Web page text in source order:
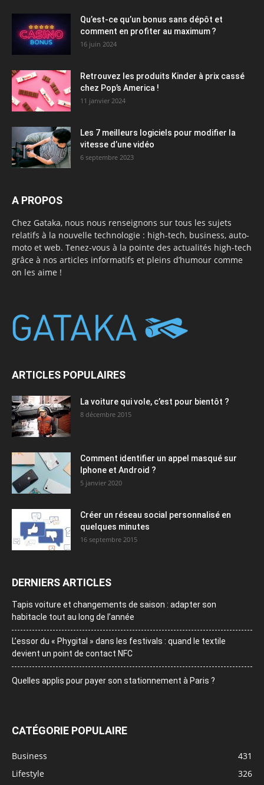
Qu’est-ce qu’un bonus sans dépôt et
comment en profiter au maximum ?
16 juin 2024
Retrouvez les produits Kinder à prix cassé
chez Pop’s America !
11 janvier 2024
Les 7 meilleurs logiciels pour modifier la
vitesse d’une vidéo
6 septembre 2023
A PROPOS
Chez Gataka, nous nous renseignons sur tous les sujets
relatifs à la nouvelle technologie : high-tech, business, auto-
moto et web. Tenez-vous à la pointe des actualités high-tech
grâce à nos articles informatifs et pleins d’humour comme
on les aime !
ARTICLES POPULAIRES
La voiture qui vole, c’est pour bientôt ?
8 décembre 2015
Comment identifier un appel masqué sur
Iphone et Android ?
5 janvier 2020
Créer un réseau social personnalisé en
quelques minutes
16 septembre 2015
DERNIERS ARTICLES
Tapis voiture et changements de saison : adapter son
habitacle tout au long de l’année
L’essor du « Phygital » dans les festivals : quand le textile
devient un point de contact NFC
Quelles applis pour payer son stationnement à Paris ?
CATÉGORIE POPULAIRE
Business
431
Lifestyle
326